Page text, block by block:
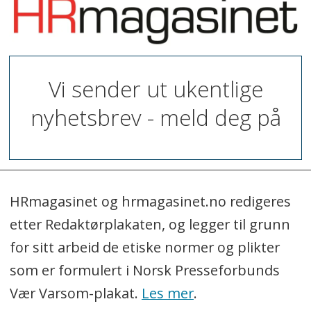
Vi sender ut ukentlige
nyhetsbrev - meld deg på
HRmagasinet og hrmagasinet.no redigeres
etter Redaktørplakaten, og legger til grunn
for sitt arbeid de etiske normer og plikter
som er formulert i Norsk Presseforbunds
Vær Varsom-plakat. Les mer.